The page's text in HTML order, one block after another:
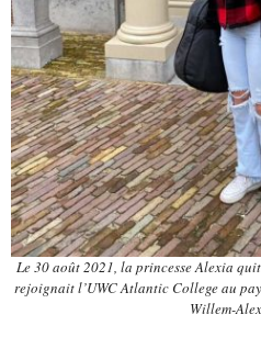
Le 30 août 2021, la princesse Alexia
rejoignait l’UWC Atlantic College au
Willem-